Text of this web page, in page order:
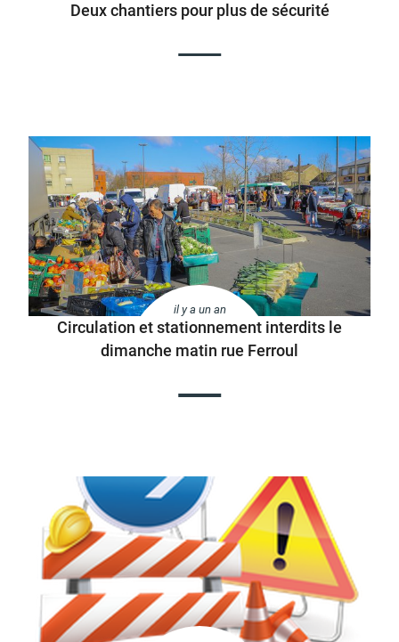
Deux chantiers pour plus de sécurité
il y a un an
Circulation et stationnement interdits le
dimanche matin rue Ferroul